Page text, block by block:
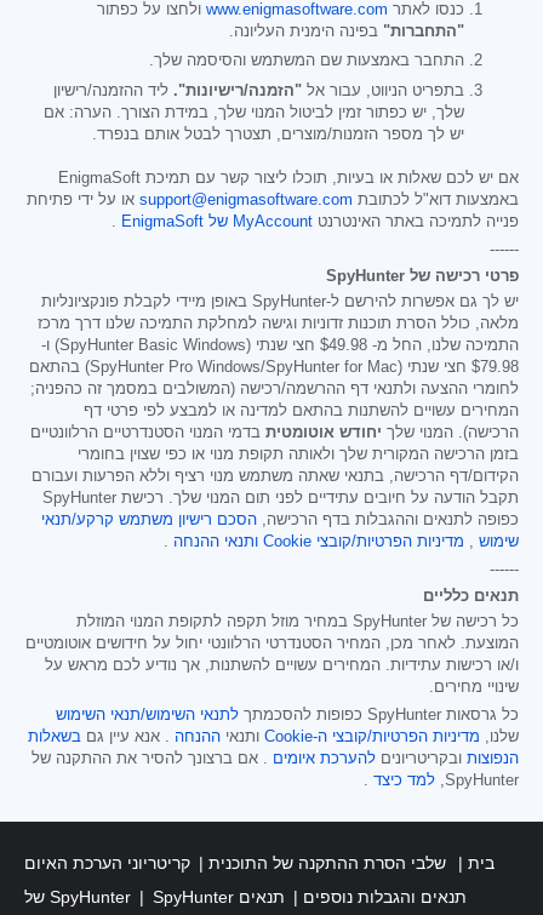
כנסו לאתר www.enigmasoftware.com ולחצו על כפתור
"התחברות" בפינה הימנית העליונה.
התחבר באמצעות שם המשתמש והסיסמה שלך.
בתפריט הניווט, עבור אל "הזמנה/רישיונות". ליד ההזמנה/רישיון
שלך, יש כפתור זמין לביטול המנוי שלך, במידת הצורך. הערה: אם
יש לך מספר הזמנות/מוצרים, תצטרך לבטל אותם בנפרד.
אם יש לכם שאלות או בעיות, תוכלו ליצור קשר עם תמיכת EnigmaSoft
באמצעות דוא"ל לכתובת support@enigmasoftware.com או על ידי פתיחת
פנייה לתמיכה באתר האינטרנט MyAccount של EnigmaSoft
------
פרטי רכישה של SpyHunter
יש לך גם אפשרות להירשם ל-SpyHunter באופן מיידי לקבלת פונקציונליות
מלאה, כולל הסרת תוכנות זדוניות וגישה למחלקת התמיכה שלנו דרך מרכז
התמיכה שלנו, החל מ- $49.98 חצי שנתי (SpyHunter Basic Windows) ו-
$79.98
חצי שנתי (SpyHunter Pro Windows/SpyHunter for Mac) בהתאם
לחומרי ההצעה ולתנאי דף ההרשמה/רכישה (המשולבים במסמך זה כהפניה;
המחירים עשויים להשתנות בהתאם למדינה או למבצע לפי פרטי דף
הרכישה). המנוי שלך יחודש אוטומטית בדמי המנוי הסטנדרטיים הרלוונטיים
בזמן הרכישה המקורית שלך ולאותה תקופת מנוי או כפי שצוין בחומרי
הקידום/דף הרכישה, בתנאי שאתה משתמש מנוי רציף וללא הפרעות ועבורם
תקבל הודעה על חיובים עתידיים לפני תום המנוי שלך. רכישת SpyHunter
כפופה לתנאים וההגבלות בדף הרכישה, הסכם רישיון משתמש קרקע/תנאי
שימוש
מדיניות הפרטיות/קובצי Cookie ותנאי ההנחה
------
תנאים כלליים
כל רכישה של SpyHunter במחיר מוזל תקפה לתקופת המנוי המוזלת
המוצעת. לאחר מכן, המחיר הסטנדרטי הרלוונטי יחול על חידושים אוטומטיים
ו/או רכישות עתידיות. המחירים עשויים להשתנות, אך נודיע לכם מראש על
שינויי מחירים.
כל גרסאות SpyHunter כפופות להסכמתך
לתנאי השימוש/תנאי השימוש
שלנו, מדיניות הפרטיות/קובצי ה-Cookie ותנאי ההנחה . אנא עיין גם בשאלות
הנפוצות ובקריטריונים להערכת איומים . אם ברצונך להסיר את ההתקנה של
SpyHunter, למד כיצד
בית שלבי הסרת ההתקנה של התוכנית
קריטריוני הערכת האיום
של SpyHunter
SpyHunter תנאים והגבלות נוספים תנאים